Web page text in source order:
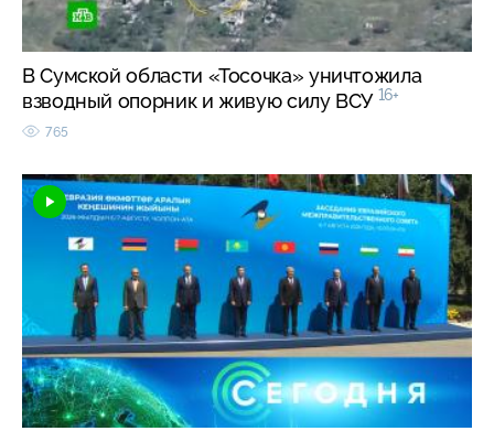
В Сумской области «Тосочка» уничтожила
взводный опорник и живую силу ВСУ 16+
765